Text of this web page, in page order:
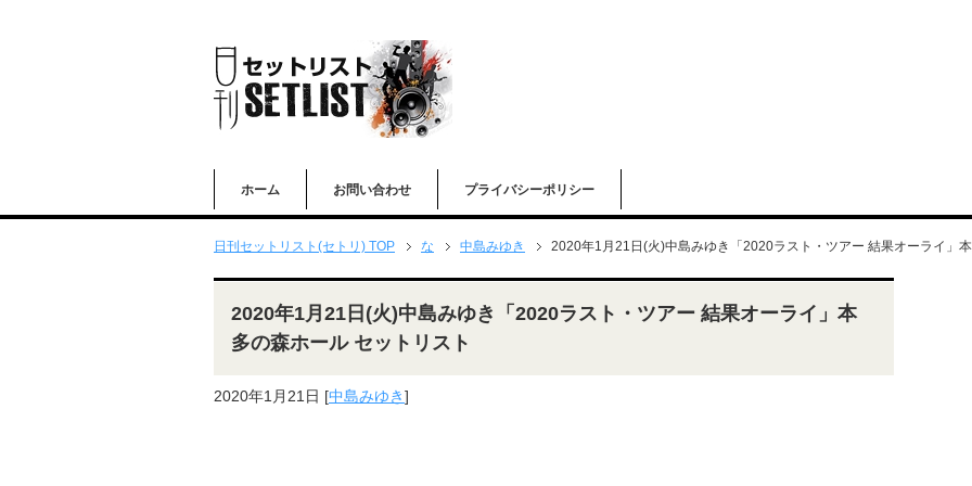
ホーム お問い合わせ プライバシーポリシー
日刊セットリスト(セトリ) TOP な 中島みゆき 2020年1月21日(火)中島みゆき「2020ラスト・ツアー 結果オーライ」
2020年1月21日(火)中島みゆき「2020ラスト・ツアー 結果オーライ」本
多の森ホール セットリスト
2020年1月21日 [中島みゆき]